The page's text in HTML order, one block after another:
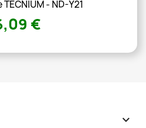
- ND-Y21
€
